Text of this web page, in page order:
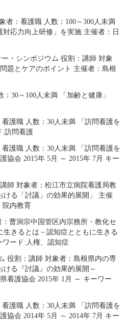
：看護職 人数：100～300人未満
応力向上研修」を実施 主催者：日
・シンポジウム 役割：講師 対象
題とケアのポイント 主催者：島根
30～100人未満 「加齢と健康」
護職 人数：30人未満 「訪問看護を
:訪問看護
護職 人数：30人未満 「訪問看護を
協会 2015年 5月 ～ 2015年 7月 キー
師 対象者：松江市立病院看護局教
ける「討議」の効果的展開」 主催
院内教育
曹洞宗中国管区内宗務所・教化セ
きるとは－認知症とともに生きる
ワード:人権、認知症
役割：講師 対象者：島根県内の専
る『討議』の効果的展開～
看護協会 2015年 1月 ～ キーワー
護職 人数：30人未満 「訪問看護を
協会 2014年 5月 ～ 2014年 7月 キー